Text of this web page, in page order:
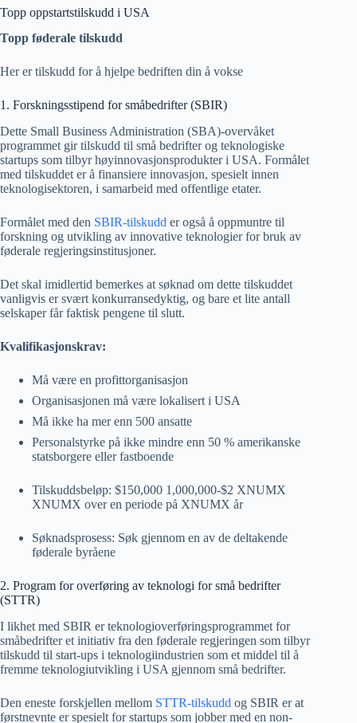
Topp oppstartstilskudd i USA
Topp føderale tilskudd
Her er tilskudd for å hjelpe bedriften din å vokse
1. Forskningsstipend for småbedrifter (SBIR)
Dette Small Business Administration (SBA)-overvåket
programmet gir tilskudd til små bedrifter og teknologiske
startups som tilbyr høyinnovasjonsprodukter i USA. Formålet
med tilskuddet er å finansiere innovasjon, spesielt innen
teknologisektoren, i samarbeid med offentlige etater.
Formålet med den SBIR-tilskudd er også å oppmuntre til
forskning og utvikling av innovative teknologier for bruk av
føderale regjeringsinstitusjoner.
Det skal imidlertid bemerkes at søknad om dette tilskuddet
vanligvis er svært konkurransedyktig, og bare et lite antall
selskaper får faktisk pengene til slutt.
Kvalifikasjonskrav:
Må være en profittorganisasjon
Organisasjonen må være lokalisert i USA
Må ikke ha mer enn 500 ansatte
Personalstyrke på ikke mindre enn 50 % amerikanske
statsborgere eller fastboende
Tilskuddsbeløp: $150,000 1,000,000-$2 XNUMX
XNUMX over en periode på XNUMX år
Søknadsprosess: Søk gjennom en av de deltakende
føderale byråene
2. Program for overføring av teknologi for små bedrifter
(STTR)
I likhet med SBIR er teknologioverføringsprogrammet for
småbedrifter et initiativ fra den føderale regjeringen som tilbyr
tilskudd til start-ups i teknologiindustrien som et middel til å
fremme teknologiutvikling i USA gjennom små bedrifter.
Den eneste forskjellen mellom STTR-tilskudd og SBIR er at
førstnevnte er spesielt for startups som jobber med en non-